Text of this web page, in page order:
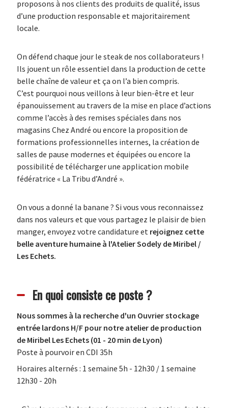
proposons à nos clients des produits de qualité, issus
d’une production responsable et majoritairement
locale.
On défend chaque jour le steak de nos collaborateurs !
Ils jouent un rôle essentiel dans la production de cette
belle chaîne de valeur et ça on l’a bien compris.
C’est pourquoi nous veillons à leur bien-être et leur
épanouissement au travers de la mise en place d’actions
comme l’accès à des remises spéciales dans nos
magasins Chez André ou encore la proposition de
formations professionnelles internes, la création de
salles de pause modernes et équipées ou encore la
possibilité de télécharger une application mobile
fédératrice « La Tribu d’André ».
On vous a donné la banane ? Si vous vous reconnaissez
dans nos valeurs et que vous partagez le plaisir de bien
manger, envoyez votre candidature et rejoignez cette
belle aventure humaine à l'Atelier Sodely de Miribel /
Les Echets.
En quoi consiste ce poste ?
Nous sommes à la recherche d'un Ouvrier stockage
entrée lardons H/F pour notre atelier de production
de Miribel Les Echets (01 - 20 min de Lyon)
Poste à pourvoir en CDI 35h
Horaires alternés : 1 semaine 5h - 12h30 / 1 semaine
12h30 - 20h